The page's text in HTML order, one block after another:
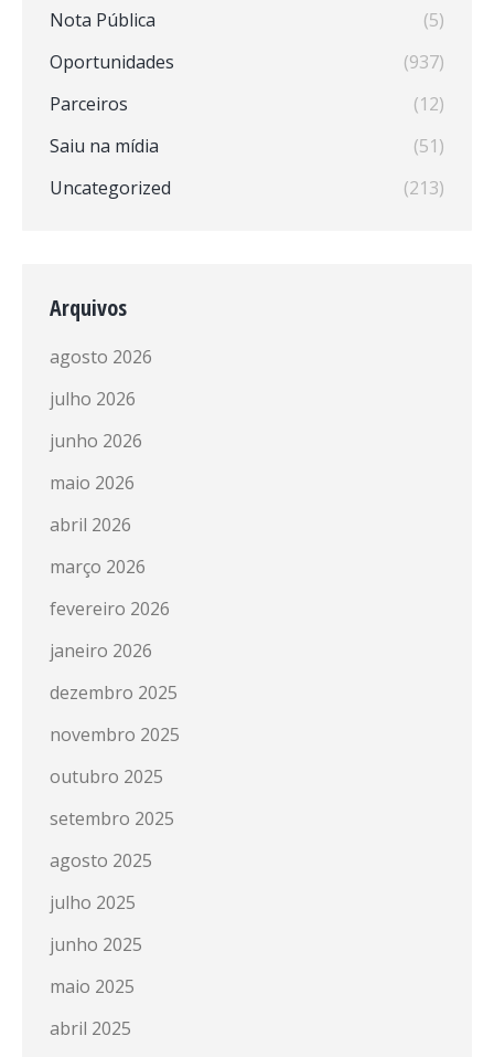
Nota Pública
(5)
Oportunidades
(937)
Parceiros
(12)
Saiu na mídia
(51)
Uncategorized
(213)
Arquivos
agosto 2026
julho 2026
junho 2026
maio 2026
abril 2026
março 2026
fevereiro 2026
janeiro 2026
dezembro 2025
novembro 2025
outubro 2025
setembro 2025
agosto 2025
julho 2025
junho 2025
maio 2025
abril 2025